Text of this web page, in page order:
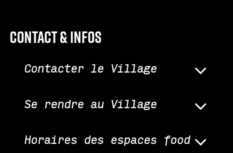
Contact & infos
Contacter le Village
Se rendre au Village
Horaires des espaces food